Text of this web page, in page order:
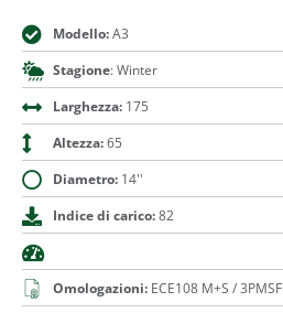
Modello:A3
Stagione: Winter
Larghezza:175
Altezza:65
Diametro:14''
Indice di carico:82
Omologazioni:ECE108 M+S / 3PMSF